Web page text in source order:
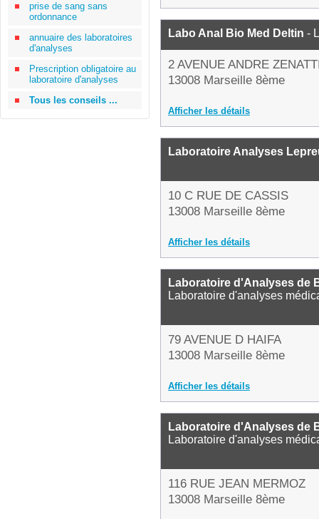
prise de sang sans
ordonnance
annuaire des laboratoires
d'analyses
Prescription obligatoire au
laboratoire d'analyses
Tous les conseils ...
Labo Anal Bio Med Deltin -
2 AVENUE ANDRE
13008 Marseille 8ème
Afficher les détails
Laboratoire Analyses
10 C RUE DE CASSIS
13008 Marseille 8ème
Afficher les détails
Laboratoire d'Analyses de
Laboratoire d'analyses
79 AVENUE D HAIFA
13008 Marseille 8ème
Afficher les détails
Laboratoire d'Analyses de
Laboratoire d'analyses
116 RUE JEAN MERMOZ
13008 Marseille 8ème